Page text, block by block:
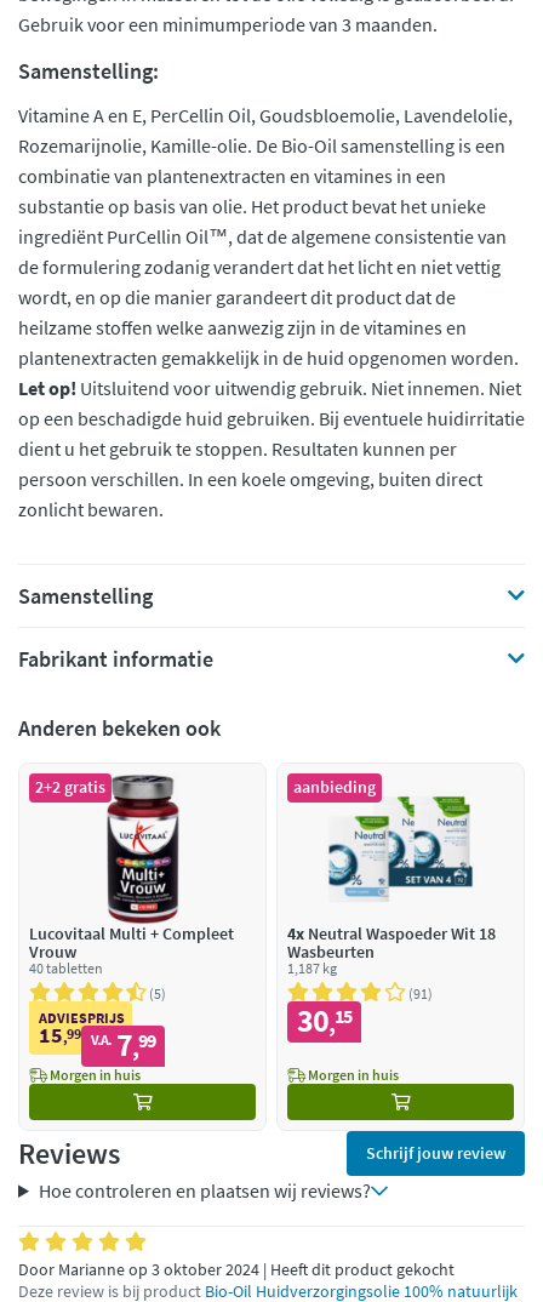
Gebruik voor een minimumperiode van 3 maanden.
Samenstelling:
Vitamine A en E, PerCellin Oil, Goudsbloemolie, Lavendelolie,
Rozemarijnolie, Kamille-olie. De Bio-Oil samenstelling is een
combinatie van plantenextracten en vitamines in een
substantie op basis van olie. Het product bevat het unieke
ingrediënt PurCellin Oil™, dat de algemene consistentie van
de formulering zodanig verandert dat het licht en niet vettig
wordt, en op die manier garandeert dit product dat de
heilzame stoffen welke aanwezig zijn in de vitamines en
plantenextracten gemakkelijk in de huid opgenomen worden.
Let op! Uitsluitend voor uitwendig gebruik. Niet innemen. Niet
op een beschadigde huid gebruiken. Bij eventuele huidirritatie
dient u het gebruik te stoppen. Resultaten kunnen per
persoon verschillen. In een koele omgeving, buiten direct
zonlicht bewaren.
Samenstelling
Fabrikant informatie
Anderen bekeken ook
2+2 gratis
Lucovitaal Multi + Compleet
Vrouw
40 tabletten
5
ADVIESPRIJS
15,99 V.A. 7,99
Morgen in huis
aanbieding
4x Neutral Waspoeder Wit 18
Wasbeurten
1,187 kg
91
30,15
Morgen in huis
Reviews Schrijf jouw review
Hoe controleren en plaatsen wij reviews?
Door Marianne op 3 oktober 2024 | Heeft dit product gekocht
Deze review is bij product Bio-Oil Huidverzorgingsolie 100% natuurlijk